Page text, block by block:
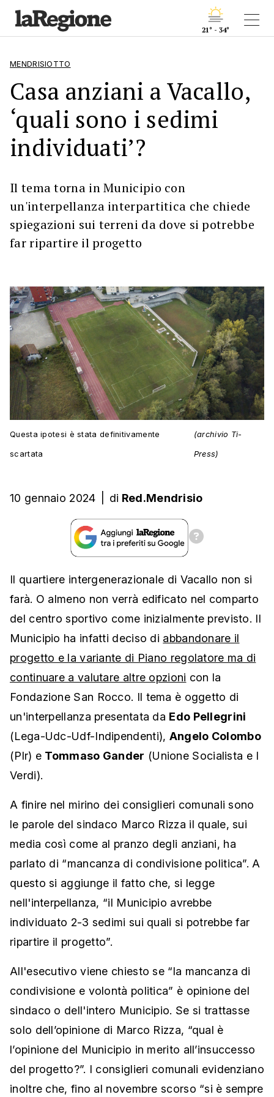
21° - 34°
MENDRISIOTTO
Casa anziani a Vacallo,
‘quali sono i sedimi
individuati’?
Il tema torna in Municipio con
un'interpellanza interpartitica che chiede
spiegazioni sui terreni da dove si potrebbe
far ripartire il progetto
Questa ipotesi è stata definitivamente
scartata
(archivio Ti-
Press)
10 gennaio 2024 di Red.Mendrisio
Il quartiere intergenerazionale di Vacallo non si
farà. O almeno non verrà edificato nel comparto
del centro sportivo come inizialmente previsto. Il
Municipio ha infatti deciso di abbandonare il
progetto e la variante di Piano regolatore ma di
continuare a valutare altre opzioni con la
Fondazione San Rocco. Il tema è oggetto di
un'interpellanza presentata da Edo Pellegrini
(Lega-Udc-Udf-Indipendenti), Angelo Colombo
(Plr) e Tommaso Gander (Unione Socialista e I
Verdi).
A finire nel mirino dei consiglieri comunali sono
le parole del sindaco Marco Rizza il quale, sui
media così come al pranzo degli anziani, ha
parlato di “mancanza di condivisione politica”. A
questo si aggiunge il fatto che, si legge
nell'interpellanza, “il Municipio avrebbe
individuato 2-3 sedimi sui quali si potrebbe far
ripartire il progetto”.
All'esecutivo viene chiesto se “la mancanza di
condivisione e volontà politica” è opinione del
sindaco o dell'intero Municipio. Se si trattasse
solo dell’opinione di Marco Rizza, “qual è
l’opinione del Municipio in merito all’insuccesso
del progetto?”. I consiglieri comunali evidenziano
inoltre che, fino al novembre scorso “si è sempre